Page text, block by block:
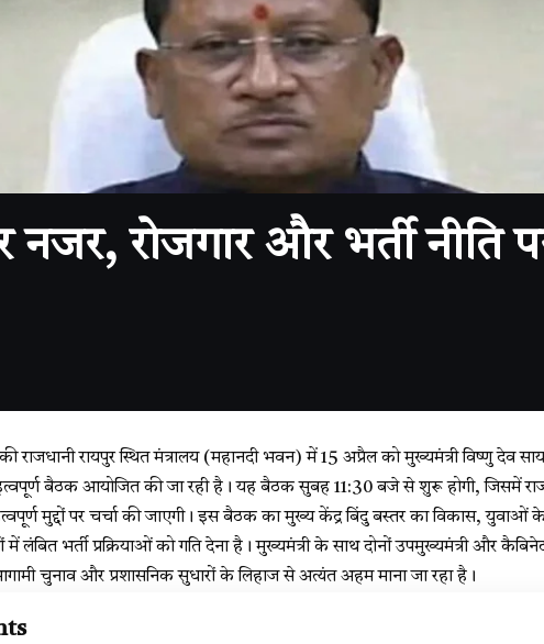
रोजगार और भर्ती नीति
राजधानी रायपुर स्थित मंत्रालय (महानदी भवन) में 15 अप्रैल को मुख्यमंत्री विष्णु देव
बैठक आयोजित की जा रही है। यह बैठक सुबह 11:30 बजे से शुरू होगी, जिसमें
मुद्दों पर चर्चा की जाएगी। इस बैठक का मुख्य केंद्र बिंदु बस्तर का विकास, युवाओं
में लंबित भर्ती प्रक्रियाओं को गति देना है। मुख्यमंत्री के साथ दोनों उपमुख्यमंत्री और
चुनाव और प्रशासनिक सुधारों के लिहाज से अत्यंत अहम माना जा रहा है।